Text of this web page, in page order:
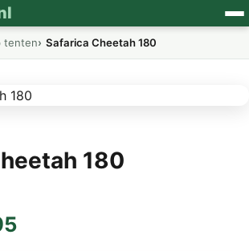
tenten Safarica Cheetah 180
180